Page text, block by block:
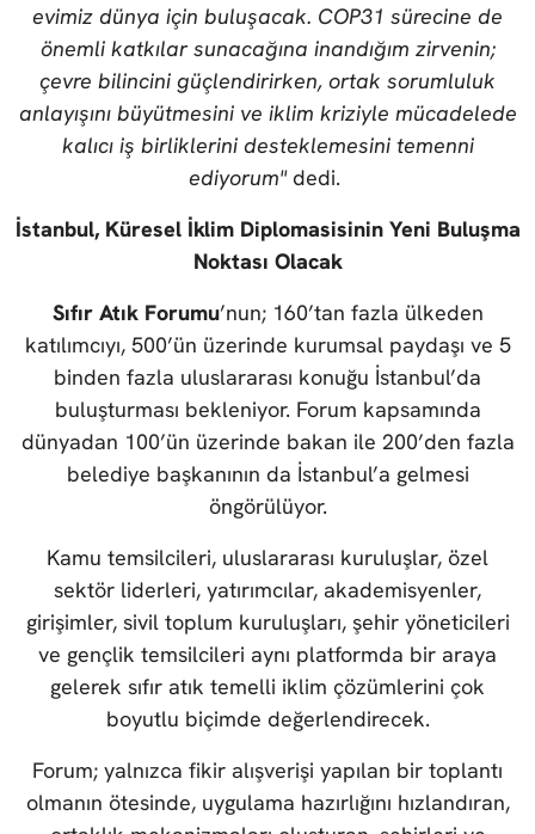
evimiz dünya için buluşacak. COP31 sürecine de
önemli katkılar sunacağına inandığım zirvenin;
çevre bilincini güçlendirirken, ortak sorumluluk
anlayışını büyütmesini ve iklim kriziyle mücadelede
kalıcı iş birliklerini desteklemesini temenni
ediyorum"dedi.
İstanbul, Küresel İklim Diplomasisinin Yeni Buluşma
Noktası Olacak
Sıfır Atık Forumu’nun; 160’tan fazla ülkeden
katılımcıyı, 500’ün üzerinde kurumsal paydaşı ve 5
binden fazla uluslararası konuğu İstanbul’da
buluşturması bekleniyor. Forum kapsamında
dünyadan 100’ün üzerinde bakan ile 200’den fazla
belediye başkanının da İstanbul’a gelmesi
öngörülüyor.
Kamu temsilcileri, uluslararası kuruluşlar, özel
sektör liderleri, yatırımcılar, akademisyenler,
girişimler, sivil toplum kuruluşları, şehir yöneticileri
ve gençlik temsilcileri aynı platformda bir araya
gelerek sıfır atık temelli iklim çözümlerini çok
boyutlu biçimde değerlendirecek.
Forum; yalnızca fikir alışverişi yapılan bir toplantı
olmanın ötesinde, uygulama hazırlığını hızlandıran,